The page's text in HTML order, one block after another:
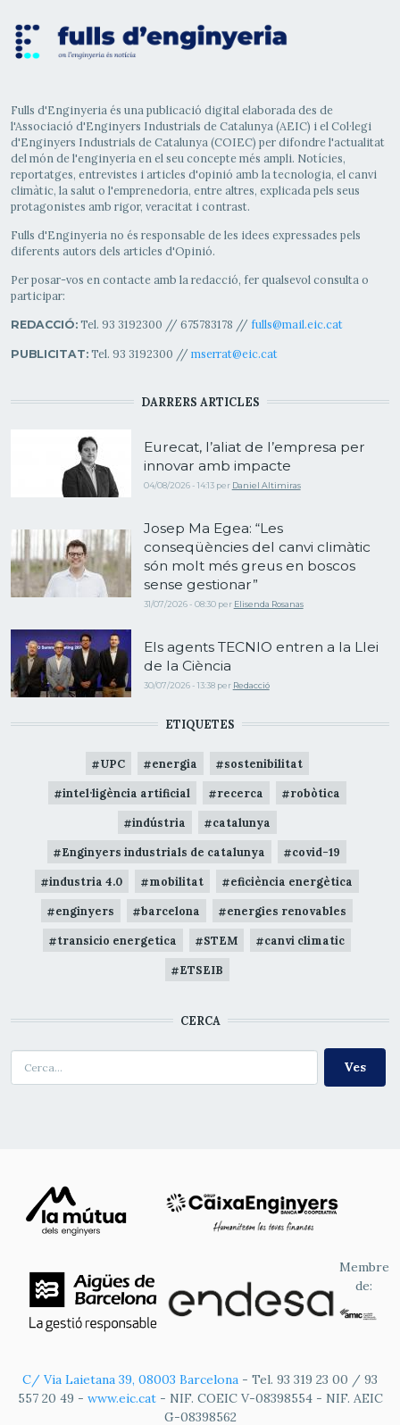
Fulls d'Enginyeria és una publicació digital elaborada des de
l'Associació d'Enginyers Industrials de Catalunya (AEIC) i el Col·legi
d'Enginyers Industrials de Catalunya (COIEC) per difondre l'actualitat
del món de l'enginyeria en el seu concepte més ampli. Notícies,
reportatges, entrevistes i articles d'opinió amb la tecnologia, el canvi
climàtic, la salut o l'emprenedoria, entre altres, explicada pels seus
protagonistes amb rigor, veracitat i contrast.
Fulls d'Enginyeria no és responsable de les idees expressades pels
diferents autors dels articles d'Opinió.
Per posar-vos en contacte amb la redacció, fer qualsevol consulta o
participar:
REDACCIÓ:Tel. 93 3192300 // 675783178 // fulls@mail.eic.cat
PUBLICITAT:Tel. 93 3192300 // mserrat@eic.cat
DARRERS ARTICLES
Eurecat, l’aliat de l’empresa per
innovar amb impacte
04/08/2026 - 14:13 per Daniel Altimiras
Josep Ma Egea: “Les
conseqüències del canvi climàtic
són molt més greus en boscos
sense gestionar”
31/07/2026 - 08:30 per Elisenda Rosanas
Els agents TECNIO entren a la Llei
de la Ciència
30/07/2026 - 13:38 per Redacció
ETIQUETES
UPC energia sostenibilitat
intel·ligència artificial recerca robòtica
indústria catalunya
Enginyers industrials de catalunya covid-19
industria 4.0 mobilitat eficiència energètica
enginyers barcelona energies renovables
transicio energetica STEM canvi climatic
ETSEIB
CERCA
Membre
de:
C/ Via Laietana 39, 08003 Barcelona - Tel. 93 319 23 00 / 93
557 20 49 - www.eic.cat- NIF. COEIC V-08398554 - NIF. AEIC
G-08398562